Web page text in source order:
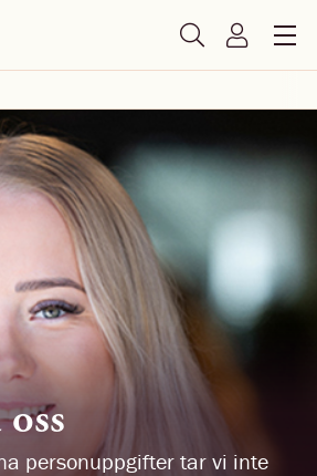
personuppgifter tar vi inte